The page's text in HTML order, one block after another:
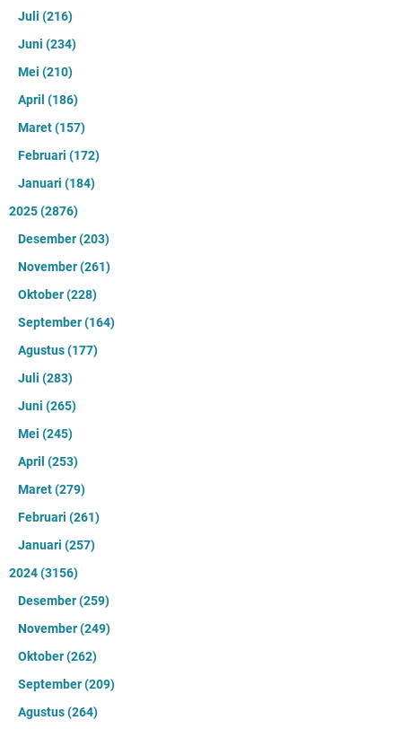
Juli (216)
Juni (234)
Mei (210)
April (186)
Maret(157)
Februari (172)
Januari (184)
2025(2876)
Desember(203)
November(261)
Oktober(228)
September(164)
Agustus(177)
Juli (283)
Juni (265)
Mei (245)
April (253)
Maret(279)
Februari (261)
Januari (257)
2024(3156)
Desember(259)
November(249)
Oktober(262)
September(209)
Agustus(264)